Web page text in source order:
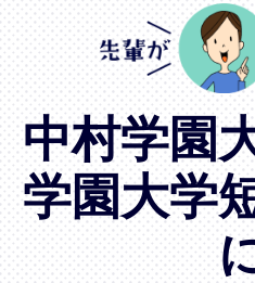
中村学園
学園大学